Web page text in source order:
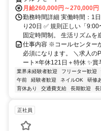
月給260,000円～270,000円
勤務時間詳細 実働時間：1
り20日 ✅ 規則正しい「
固定時間制。 生活リズムを
仕事内容 ※コールセンター
必須になります。 ＼求人の
ート×年休121日＋特休 ✨
業界未経験者歓迎 フリーター歓迎
午前
経験者歓迎 ネイルOK 研修
育休あり
交通費支給 長期歓迎 長
正社員